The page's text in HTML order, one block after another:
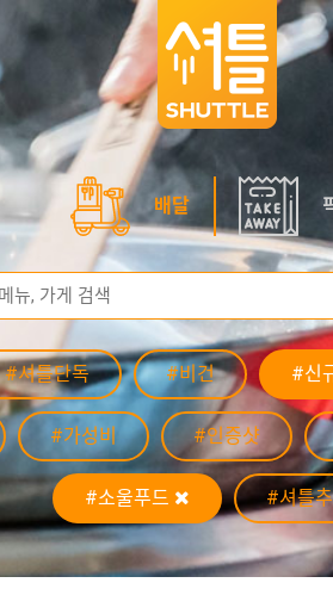
배달
#셔틀단독 #비건 #신
#가성비 #인증샷
#소울푸드 #셔틀